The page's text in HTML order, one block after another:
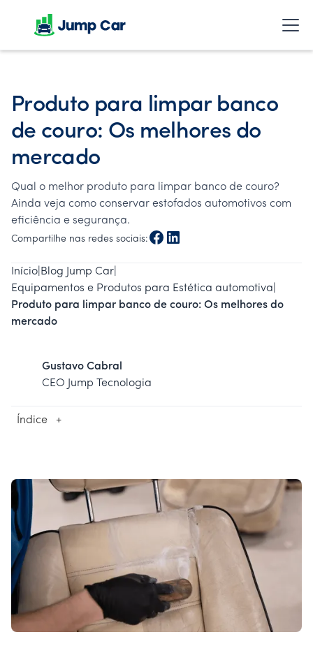
Produto para limpar banco
de couro: Os melhores do
mercado
Qual o melhor produto para limpar banco de couro?
Ainda veja como conservar estofados automotivos com
eficiência e segurança.
Compartilhe nas redes sociais:
Início Blog Jump Car
Equipamentos e Produtos para Estética automotiva
Produto para limpar banco de couro: Os melhores do
mercado
Gustavo Cabral
CEO Jump Tecnologia
Índice +